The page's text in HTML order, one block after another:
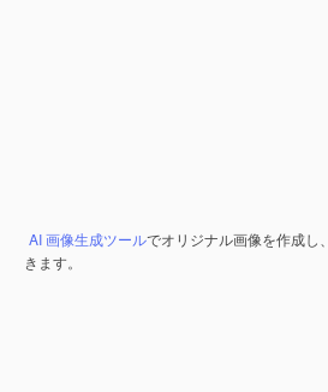
AI 画像生成ツールでオリジナル画像を作成し、
きます。